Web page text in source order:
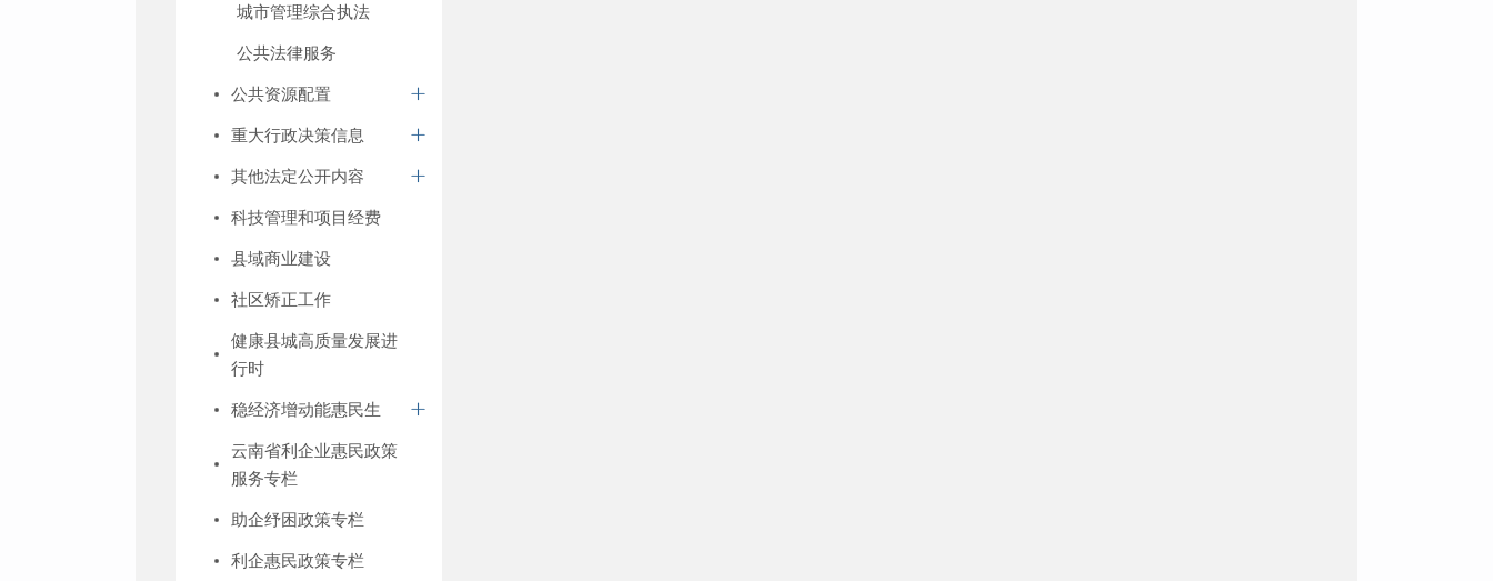
城市管理综合执法
公共法律服务
公共资源配置
重大行政决策信息
其他法定公开内容
科技管理和项目经费
县域商业建设
社区矫正工作
健康县城高质量发展进
行时
稳经济增动能惠民生
云南省利企业惠民政策
服务专栏
助企纾困政策专栏
利企惠民政策专栏